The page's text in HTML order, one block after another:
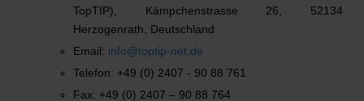
TopTIP), Kämpchenstrasse 26, 52134
Herzogenrath, Deutschland
Email: info@toptip-net.de
Telefon: +49 (0) 2407 - 90 88 761
Fax: +49 (0) 2407 – 90 88 764